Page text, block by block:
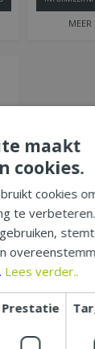
maakt
cookies.
cookies
te
stemt
Lees verder..
Prestatie